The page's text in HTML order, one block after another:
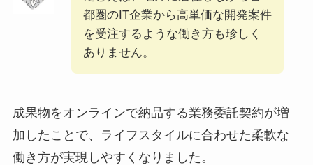
都圏のIT企業から高単価な開発案件
を受注するような働き方も珍しく
ありません。
成果物をオンラインで納品する業務委託契約が増
加したことで、ライフスタイルに合わせた柔軟な
働き方が実現しやすくなりました。